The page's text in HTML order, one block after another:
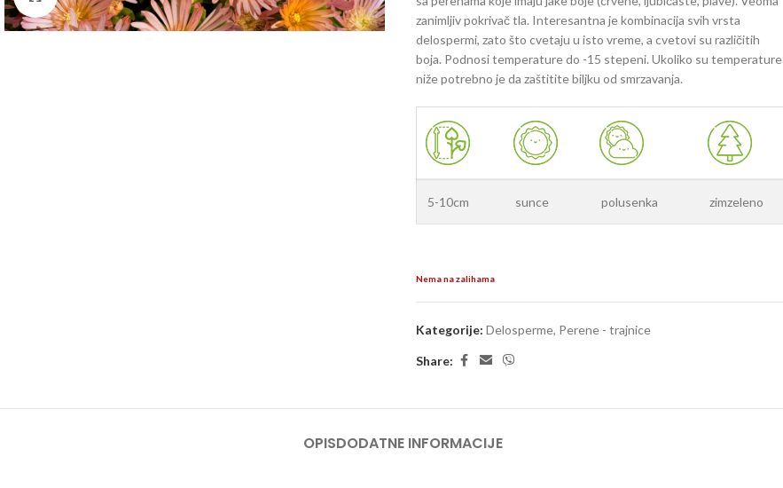
zanimljiv pokrivač tla. Interesantna je kombinacija svih vrsta
delospermi, zato što cvetaju u isto vreme, a cvetovi su različitih
boja. Podnosi temperature do -15 stepeni. Ukoliko su temperature
niže potrebno je da zaštitite biljku od smrzavanja.
5-10cm sunce polusenka zimzeleno
Nema na zalihama
Kategorije: Delosperme, Perene - trajnice
Share:
OPISDODATNE INFORMACIJE